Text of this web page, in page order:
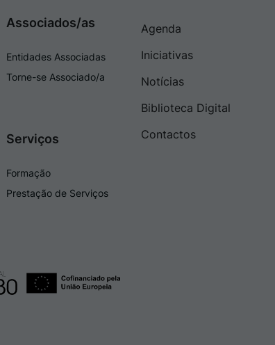
Associados/as
Entidades Associadas
Torne-se Associado/a
Serviços
Formação
Prestação de Serviços
Agenda
Iniciativas
Notícias
Biblioteca Digital
Contactos